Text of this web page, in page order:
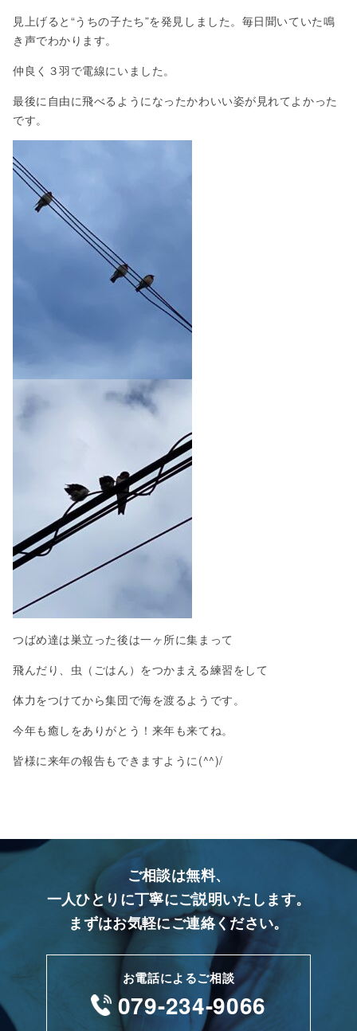
見上げると“うちの子たち”を発見しました。毎日聞いていた鳴
き声でわかります。
仲良く３羽で電線にいました。
最後に自由に飛べるようになったかわいい姿が見れてよかった
です。
つばめ達は巣立った後は一ヶ所に集まって
飛んだり、虫（ごはん）をつかまえる練習をして
体力をつけてから集団で海を渡るようです。
今年も癒しをありがとう！来年も来てね。
皆様に来年の報告もできますように(^^)/
ご相談は無料、
一人ひとりに丁寧にご説明いたします。
まずはお気軽にご連絡ください。
お電話によるご相談
079-234-9066